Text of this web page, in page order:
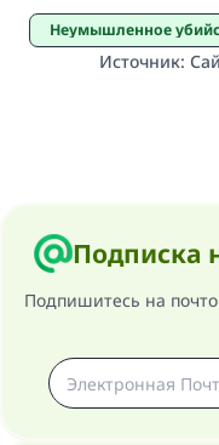
Неумышленное убийство
Источник:
Подписка
Подпишитесь на